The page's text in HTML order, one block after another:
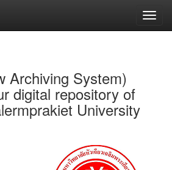
Archiving System)
digital repository of
University